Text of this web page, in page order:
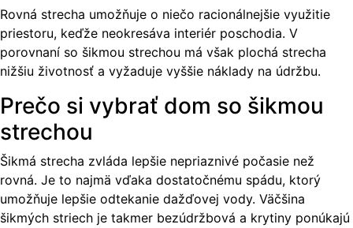
Rovná strecha umožňuje o niečo racionálnejšie využitie
priestoru, keďže neokresáva interiér poschodia. V
porovnaní so šikmou strechou má však plochá strecha
nižšiu životnosť a vyžaduje vyššie náklady na údržbu.
Prečo si vybrať dom so šikmou
strechou
Šikmá strecha zvláda lepšie nepriaznivé počasie než
rovná. Je to najmä vďaka dostatočnému spádu, ktorý
umožňuje lepšie odtekanie dažďovej vody. Väčšina
šikmých striech je takmer bezúdržbová a krytiny ponúkajú